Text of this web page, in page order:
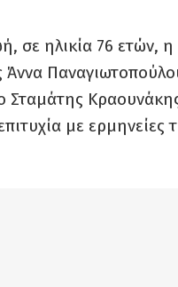
σε ηλικία 76 ετών,
Άννα
Σταμάτης
με